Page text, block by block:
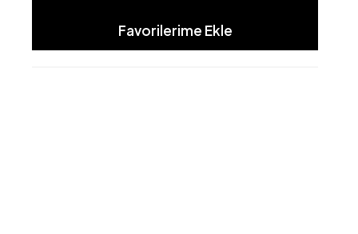
Favorilerime Ekle